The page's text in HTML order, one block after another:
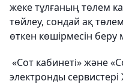
жеке тұлғаның төлем
төйлеу, сондай ақ
өткен көшірмесін беру
«Сот кабинеті» және
электронды